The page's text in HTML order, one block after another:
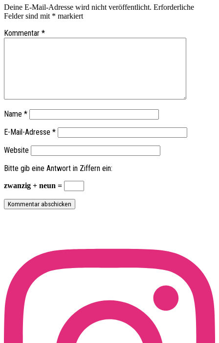
Deine E-Mail-Adresse wird nicht veröffentlicht. Erforderliche
Felder sind mit * markiert
Kommentar *
Name *
E-Mail-Adresse *
Website
Bitte gib eine Antwort in Ziffern ein:
zwanzig + neun =